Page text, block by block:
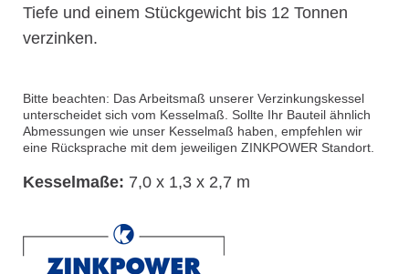
Tiefe und einem Stückgewicht bis 12 Tonnen
verzinken.
Bitte beachten: Das Arbeitsmaß unserer Verzinkungskessel
unterscheidet sich vom Kesselmaß. Sollte Ihr Bauteil ähnlich
Abmessungen wie unser Kesselmaß haben, empfehlen wir
eine Rücksprache mit dem jeweiligen ZINKPOWER Standort.
Kesselmaße: 7,0 x 1,3 x 2,7 m